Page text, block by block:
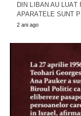
DIN LIBAN AU LUAT
APARATELE SUNT
2 ani ago